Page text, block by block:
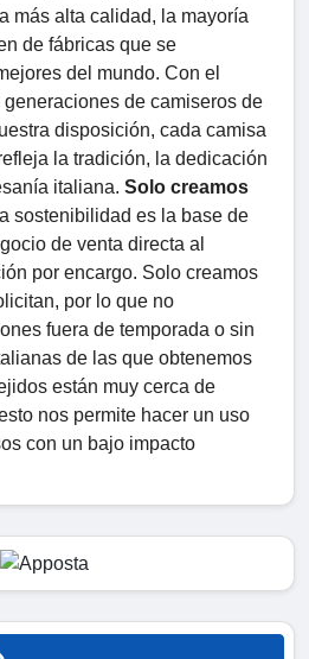
más alta calidad, la mayoría
de fábricas que se
del mundo. Con el
de camiseros de
disposición, cada camisa
la tradición, la dedicación
italiana. Solo creamos
sostenibilidad es la base de
de venta directa al
por encargo. Solo creamos
por lo que no
fuera de temporada o sin
de las que obtenemos
están muy cerca de
nos permite hacer un uso
con un bajo impacto